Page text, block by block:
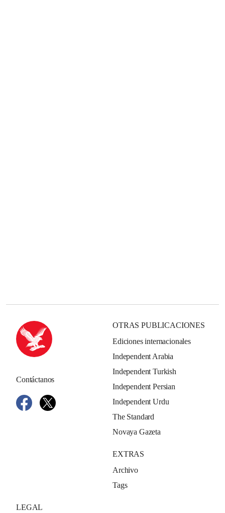
Contáctanos
OTRAS PUBLICACIONES
Ediciones internacionales
Independent Arabia
Independent Turkish
Independent Persian
Independent Urdu
The Standard
Novaya Gazeta
EXTRAS
Archivo
Tags
LEGAL